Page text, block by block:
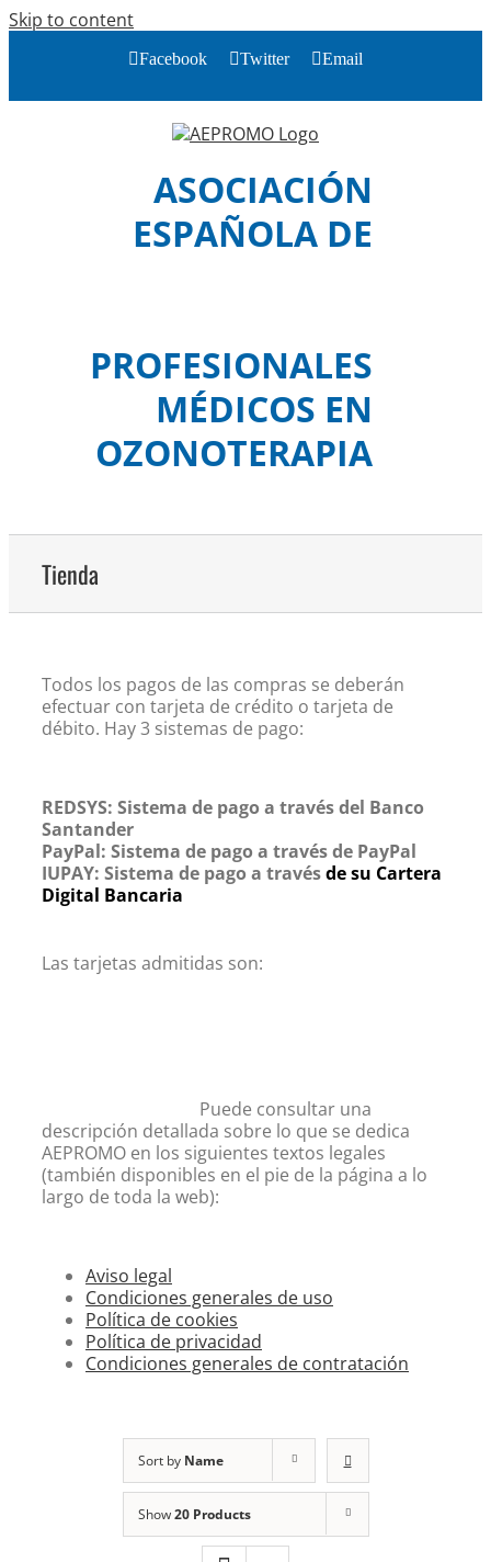
Skip to content
Facebook Twitter Email
ASOCIACIÓN
ESPAÑOLA DE
PROFESIONALES
MÉDICOS EN
OZONOTERAPIA
Tienda
Todos los pagos de las compras se deberán
efectuar con tarjeta de crédito o tarjeta de
débito. Hay 3 sistemas de pago:
REDSYS: Sistema de pago a través del Banco
Santander
PayPal: Sistema de pago a través de PayPal
IUPAY: Sistema de pago a travésde su Cartera
Digital Bancaria
Las tarjetas admitidas son:
Puede consultar una
descripción detallada sobre lo que se dedica
AEPROMO en los siguientes textos legales
(también disponibles en el pie de la página a lo
largo de toda la web):
Aviso legal
Condiciones generales de uso
Política de cookies
Política de privacidad
Condiciones generales de contratación
Sort by Name
Show20 Products